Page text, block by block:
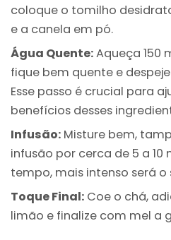
coloque o tomilho
e a canela em pó.
Água Quente:Aqueça 150
fique bem quente e
Esse passo é crucial para
benefícios desses
Infusão: Misture bem,
infusão por cerca de 5 a
tempo, mais intenso será
Toque Final: Coe o chá,
limão e finalize com mel a